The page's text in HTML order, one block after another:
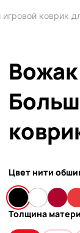
коврик
Цвет нити
Толщина